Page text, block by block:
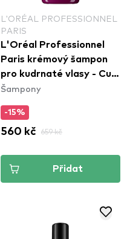
L'ORÉAL PROFESSIONNEL
PARIS
L'Oréal Professionnel
Paris krémový šampon
pro kudrnaté vlasy - Curl
Expression Intense
Cream Shampoo
Šampony
-15%
560 kč 659 kč
Přidat